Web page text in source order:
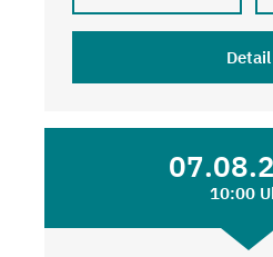
Detail
10:00